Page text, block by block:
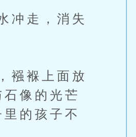
冲走，消失
襁褓上面放
像的光芒
的孩子不